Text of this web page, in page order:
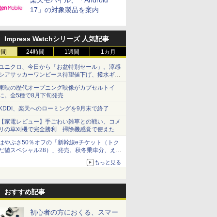
17」の対象製品を案内
Impress Watchシリーズ 人気記事
24時間 1週間 1カ月
ニクロ、今日から「お盆特別セール」。涼感
アサッカーワンピース待望値下げ、撥水ギア
ョーツは1990円に
映の歴代オープニング映像がカプセルトイ
。全5種で8月下旬発売
、楽天へのローミングを9月末で終了
家電レビュー】手ごわい雑草との戦い、コメ
の草刈機で完全勝利 掃除機感覚で使えた
やぶさ50％オフの「新幹線eチケット（トク
値スペシャル28）」発売。秋冬乗車分、えき
もっと見る
おすすめ記事
初心者の方におくる、スマー